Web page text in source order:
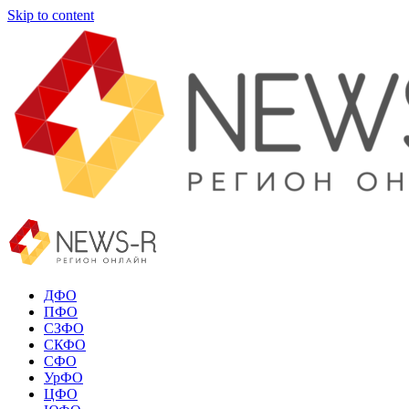
Skip to content
ДФО
ПФО
СЗФО
СКФО
СФО
УрФО
ЦФО